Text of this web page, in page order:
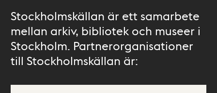
Stockholmskällan är ett samarbete
mellan arkiv, bibliotek och museer i
Stockholm. Partnerorganisationer
till Stockholmskällan är: